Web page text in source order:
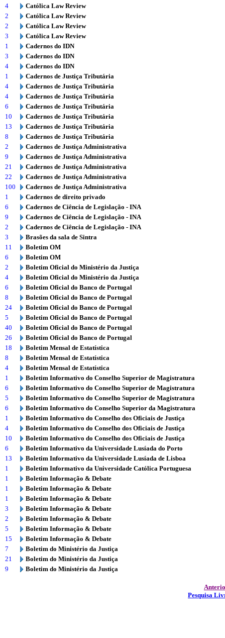
4
Católica Law Review
2
Católica Law Review
2
Católica Law Review
3
Católica Law Review
1
Cadernos do IDN
3
Cadernos do IDN
4
Cadernos do IDN
1
Cadernos de Justiça Tributária
4
Cadernos de Justiça Tributária
4
Cadernos de Justiça Tributária
6
Cadernos de Justiça Tributária
10
Cadernos de Justiça Tributária
13
Cadernos de Justiça Tributária
8
Cadernos de Justiça Tributária
2
Cadernos de Justiça Administrativa
9
Cadernos de Justiça Administrativa
21
Cadernos de Justiça Administrativa
22
Cadernos de Justiça Administrativa
100
Cadernos de Justiça Administrativa
1
Cadernos de direito privado
6
Cadernos de Ciência de Legislação - INA
9
Cadernos de Ciência de Legislação - INA
2
Cadernos de Ciência de Legislação - INA
3
Brasões da sala de Sintra
11
Boletim OM
6
Boletim OM
2
Boletim Oficial do Ministério da Justiça
4
Boletim Oficial do Ministério da Justiça
6
Boletim Oficial do Banco de Portugal
8
Boletim Oficial do Banco de Portugal
24
Boletim Oficial do Banco de Portugal
5
Boletim Oficial do Banco de Portugal
40
Boletim Oficial do Banco de Portugal
26
Boletim Oficial do Banco de Portugal
18
Boletim Mensal de Estatística
8
Boletim Mensal de Estatística
4
Boletim Mensal de Estatística
1
Boletim Informativo do Conselho Superior de Magistratura
6
Boletim Informativo do Conselho Superior de Magistratura
5
Boletim Informativo do Conselho Superior de Magistratura
6
Boletim Informativo do Conselho Superior da Magistratura
1
Boletim Informativo do Conselho dos Oficiais de Justiça
4
Boletim Informativo do Conselho dos Oficiais de Justiça
10
Boletim Informativo do Conselho dos Oficiais de Justiça
6
Boletim Informativo da Universidade Lusíada do Porto
13
Boletim Informativo da Universidade Lusíada de Lisboa
1
Boletim Informativo da Universidade Católica Portuguesa
1
Boletim Informação & Debate
1
Boletim Informação & Debate
1
Boletim Informação & Debate
3
Boletim Informação & Debate
2
Boletim Informação & Debate
5
Boletim Informação & Debate
15
Boletim Informação & Debate
7
Boletim do Ministério da Justiça
21
Boletim do Ministério da Justiça
9
Boletim do Ministério da Justiça
Pesquisa